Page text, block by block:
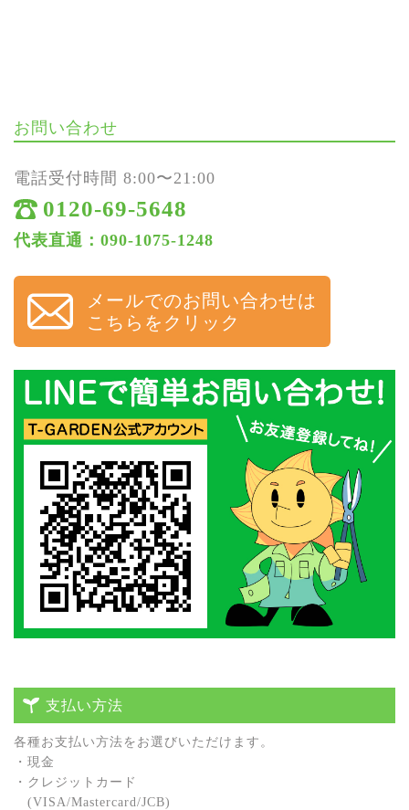
お問い合わせ
電話受付時間 8:00〜21:00
0120-69-5648
代表直通：090-1075-1248
メールでのお問い合わせは
こちらをクリック
支払い方法
各種お⽀払い⽅法をお選びいただけます。
・現⾦
・クレジットカード
(VISA/Mastercard/JCB)